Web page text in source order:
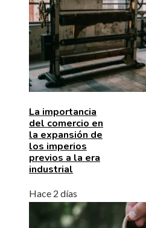
La importancia
del comercio en
la expansión de
los imperios
previos a la era
industrial
Hace 2 días